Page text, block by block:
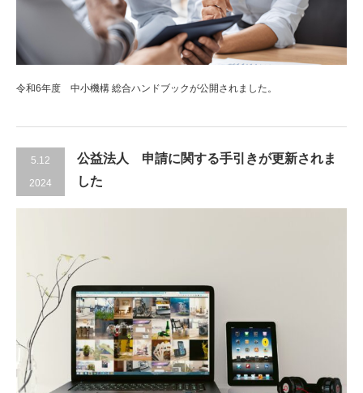
令和6年度 中小機構 総合ハンドブックが公開されました。
5.12
2024
公益法人 申請に関する手引きが更新されま
した